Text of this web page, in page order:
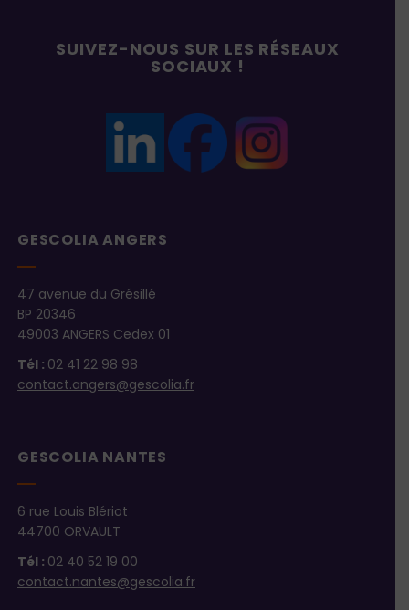
SUIVEZ-NOUS SUR LES RÉSEAUX
SOCIAUX !
GESCOLIA ANGERS
47 avenue du Grésillé
BP 20346
49003 ANGERS Cedex 01
Tél : 02 41 22 98 98
contact.angers@gescolia.fr
GESCOLIA NANTES
6 rue Louis Blériot
44700 ORVAULT
Tél : 02 40 52 19 00
contact.nantes@gescolia.fr